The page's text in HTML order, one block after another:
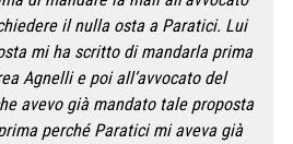
il nulla osta a Paratici. Lui
mi ha scritto di mandarla prima
Agnelli e poi all’avvocato del
avevo già mandato tale proposta
perché Paratici mi aveva già